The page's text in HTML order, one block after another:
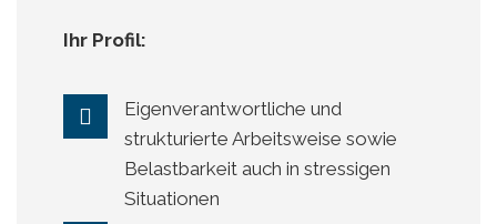
Ihr Profil:
Eigenverantwortliche und
strukturierte Arbeitsweise sowie
Belastbarkeit auch in stressigen
Situationen